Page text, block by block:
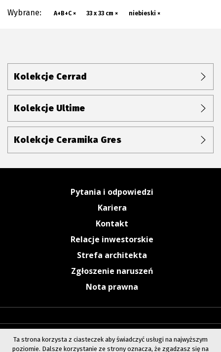
Wybrane: A+B+C × 33 x 33 cm × niebieski ×
Kolekcje Cerrad
Kolekcje Ultime
Kolekcje Ceramika Gres
Pytania i odpowiedzi
Kariera
Kontakt
Relacje inwestorskie
Strefa architekta
Zgłoszenie naruszeń
Nota prawna
Ta strona korzysta z ciasteczek aby świadczyć usługi na najwyższym
poziomie. Dalsze korzystanie ze strony oznacza, że zgadzasz się na